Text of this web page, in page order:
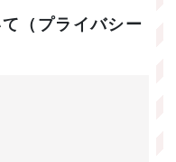
（プライバシー